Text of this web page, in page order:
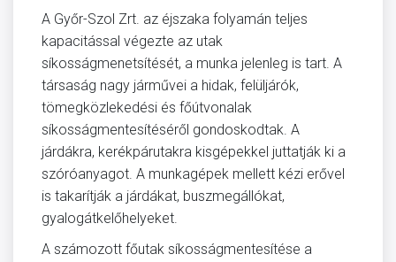
A Győr-Szol Zrt. az éjszaka folyamán teljes
kapacitással végezte az utak
síkosságmenetsítését, a munka jelenleg is tart. A
társaság nagy járművei a hidak, felüljárók,
tömegközlekedési és főútvonalak
síkosságmentesítéséről gondoskodtak. A
járdákra, kerékpárutakra kisgépekkel juttatják ki a
szóróanyagot. A munkagépek mellett kézi erővel
is takarítják a járdákat, buszmegállókat,
gyalogátkelőhelyeket.
A számozott főutak síkosságmentesítése a